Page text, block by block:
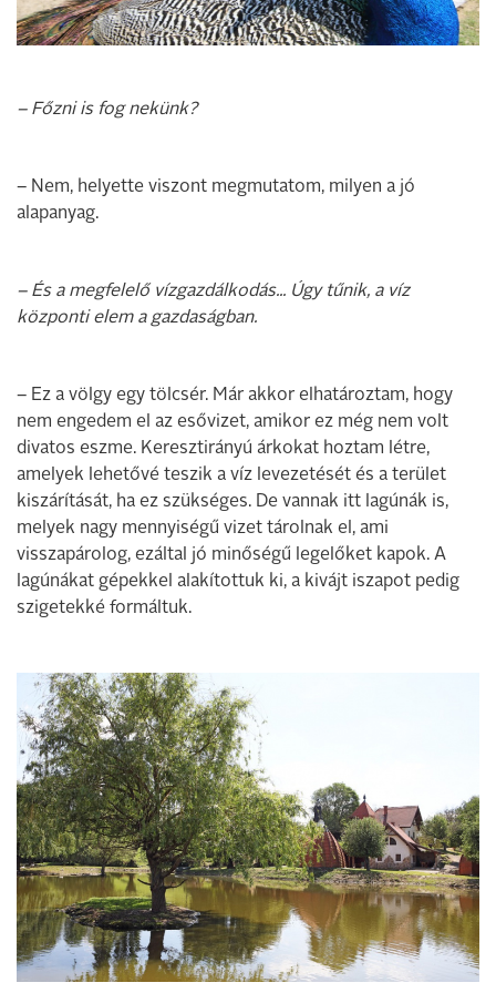
– Főzni is fog nekünk?
– Nem, helyette viszont megmutatom, milyen a jó
alapanyag.
– És a megfelelő vízgazdálkodás... Úgy tűnik, a víz
központi elem a gazdaságban.
– Ez a völgy egy tölcsér. Már akkor elhatároztam, hogy
nem engedem el az esővizet, amikor ez még nem volt
divatos eszme. Keresztirányú árkokat hoztam létre,
amelyek lehetővé teszik a víz levezetését és a terület
kiszárítását, ha ez szükséges. De vannak itt lagúnák is,
melyek nagy mennyiségű vizet tárolnak el, ami
visszapárolog, ezáltal jó minőségű legelőket kapok. A
lagúnákat gépekkel alakítottuk ki, a kivájt iszapot pedig
szigetekké formáltuk.